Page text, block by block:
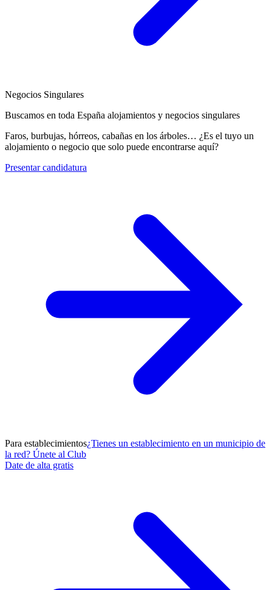
Negocios Singulares
Buscamos en toda España alojamientos y negocios singulares
Faros, burbujas, hórreos, cabañas en los árboles… ¿Es el tuyo un
alojamiento o negocio que solo puede encontrarse aquí?
Presentar candidatura
Para establecimientos¿Tienes un establecimiento en un municipio de
la red? Únete al Club
Date de alta gratis